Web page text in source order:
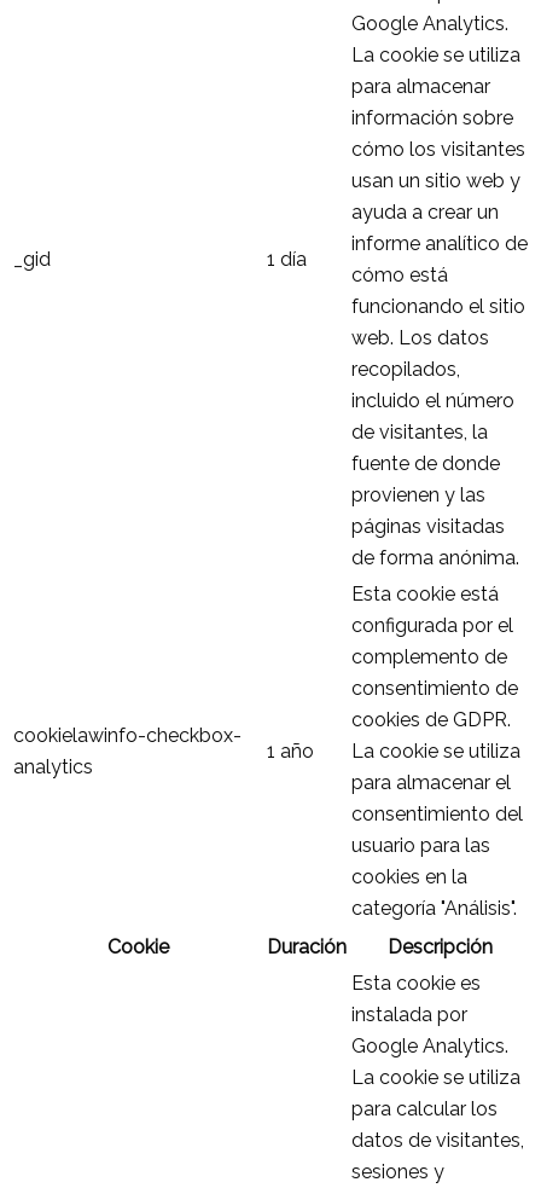
_gid 1 día
Google Analytics.
La cookie se utiliza
para almacenar
información sobre
cómo los visitantes
usan un sitio web y
ayuda a crear un
informe analítico de
cómo está
funcionando el sitio
web. Los datos
recopilados,
incluido el número
de visitantes, la
fuente de donde
provienen y las
páginas visitadas
de forma anónima.
cookielawinfo-checkbox-
analytics
1 año
Esta cookie está
configurada por el
complemento de
consentimiento de
cookies de GDPR.
La cookie se utiliza
para almacenar el
consentimiento del
usuario para las
cookies en la
categoría "Análisis".
Cookie
Duración Descripción
Esta cookie es
instalada por
Google Analytics.
La cookie se utiliza
para calcular los
datos de visitantes,
sesiones y